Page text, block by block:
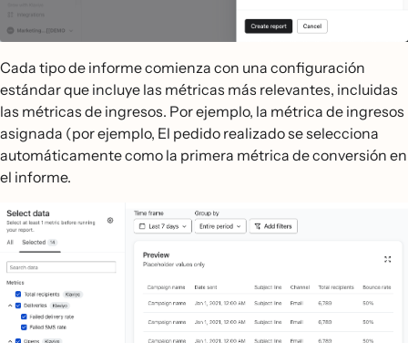
Cada tipo de informe comienza con una configuración
estándar que incluye las métricas más relevantes, incluidas
las métricas de ingresos. Por ejemplo, la métrica de ingresos
asignada (por ejemplo, El pedido realizado se selecciona
automáticamente como la primera métrica de conversión en
el informe.